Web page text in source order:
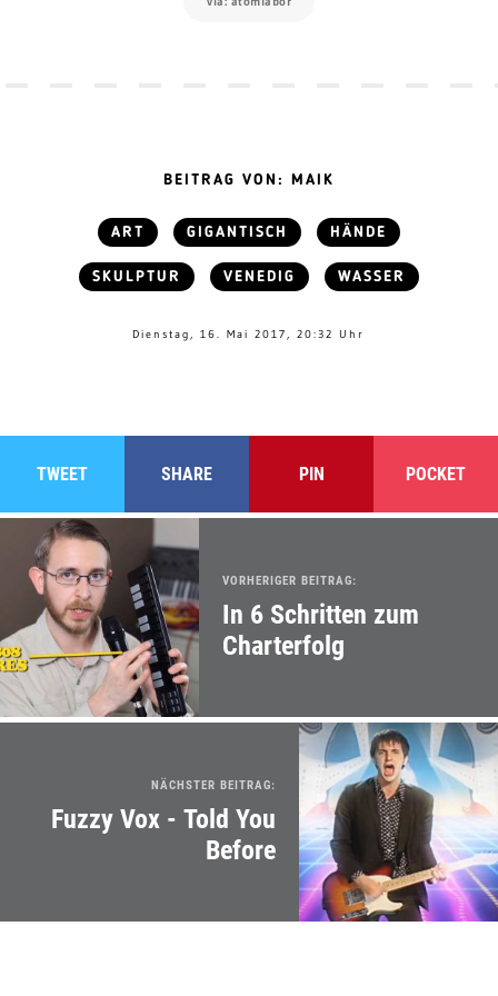
BEITRAG VON: MAIK
ART GIGANTISCH HÄNDE
SKULPTUR VENEDIG WASSER
Dienstag, 16. Mai 2017, 20:32 Uhr
TWEET SHARE PIN POCKET
VORHERIGER BEITRAG:
In 6 Schritten zum
Charterfolg
NÄCHSTER BEITRAG:
Fuzzy Vox - Told You
Before